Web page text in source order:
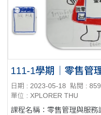
111-1學期｜零售管
日期 : 2023-05-18
點閱 : 859
單位 : XPLORER THU
課程名稱：零售管理與服務設計 授課教師：企管系